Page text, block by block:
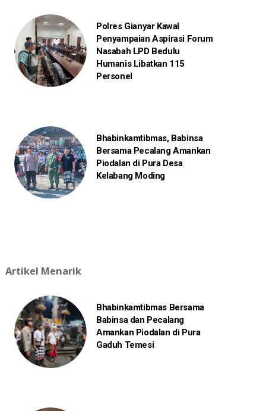
Polres Gianyar Kawal
Penyampaian Aspirasi Forum
Nasabah LPD Bedulu
Humanis Libatkan 115
Personel
Bhabinkamtibmas, Babinsa
Bersama Pecalang Amankan
Piodalan di Pura Desa
Kelabang Moding
Artikel Menarik
Bhabinkamtibmas Bersama
Babinsa dan Pecalang
Amankan Piodalan di Pura
Gaduh Temesi